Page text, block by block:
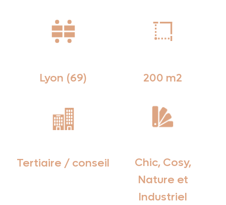
Lyon (69) 200 m2
Tertiaire / conseil
Chic, Cosy,
Nature et
Industriel